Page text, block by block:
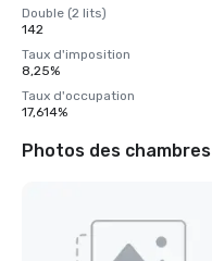
Double (2 lits)
142
Taux d'imposition
8,25%
Taux d'occupation
17,614%
Photos des chambres